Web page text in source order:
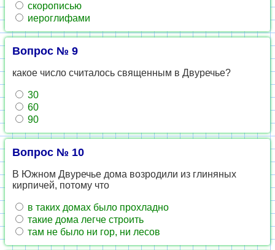
скорописью
иероглифами
Вопрос № 9
какое число считалось священным в Двуречье?
30
60
90
Вопрос № 10
В Южном Двуречье дома возродили из глиняных
кирпичей, потому что
в таких домах было прохладно
такие дома легче строить
там не было ни гор, ни лесов